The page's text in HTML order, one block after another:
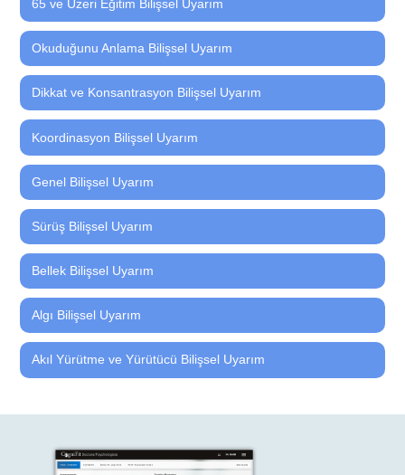
65 ve Üzeri Eğitim Bilişsel Uyarım
Okuduğunu Anlama Bilişsel Uyarım
Dikkat ve Konsantrasyon Bilişsel Uyarım
Koordinasyon Bilişsel Uyarım
Genel Bilişsel Uyarım
Sürüş Bilişsel Uyarım
Bellek Bilişsel Uyarım
Algı Bilişsel Uyarım
Akıl Yürütme ve Yürütücü Bilişsel Uyarım